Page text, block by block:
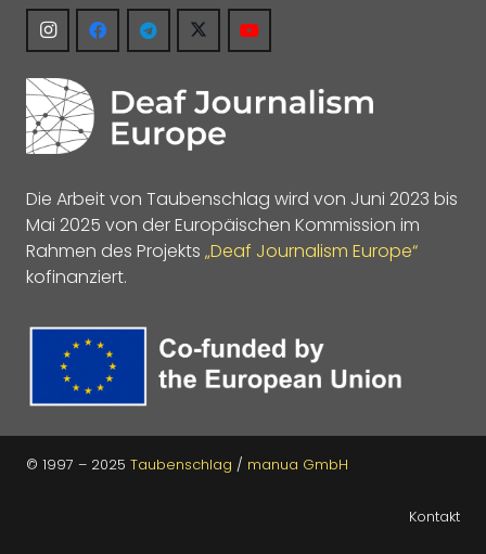
Die Arbeit von Taubenschlag wird von Juni 2023 bis
Mai 2025 von der Europäischen Kommission im
Rahmen des Projekts „Deaf Journalism Europe“
kofinanziert.
© 1997 – 2025 Taubenschlag / manua GmbH
Kontakt